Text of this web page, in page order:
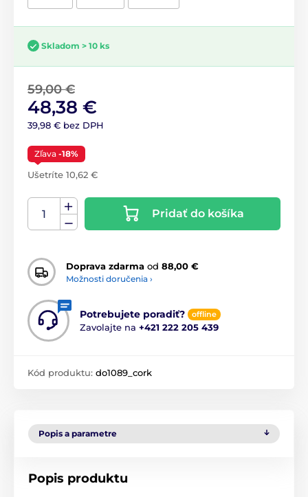
Skladom > 10 ks
59,00 €
48,38 €
39,98 € bez DPH
Zľava -18%
Ušetríte 10,62 €
Pridať do košíka
Doprava zdarma od 88,00 €
Možnosti doručenia ›
Potrebujete poradiť? offline
Zavolajte na +421 222 205 439
Kód produktu: do1089_cork
Popis a parametre
Popis produktu